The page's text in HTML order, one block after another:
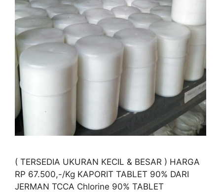
( TERSEDIA UKURAN KECIL & BESAR ) HARGA
RP 67.500,-/Kg KAPORIT TABLET 90% DARI
JERMAN TCCA Chlorine 90% TABLET